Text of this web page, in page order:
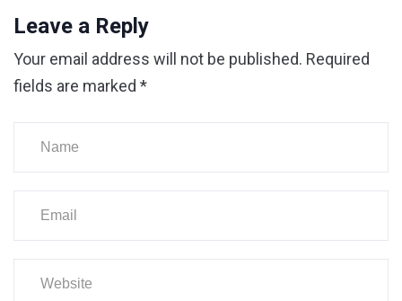
Leave a Reply
Your email address will not be published. Required
fields are marked *